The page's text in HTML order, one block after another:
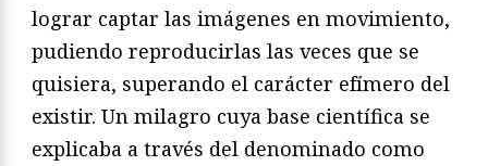
lograr captar las imágenes en movimiento,
pudiendo reproducirlas las veces que se
quisiera, superando el carácter efímero del
existir. Un milagro cuya base científica se
explicaba a través del denominado como